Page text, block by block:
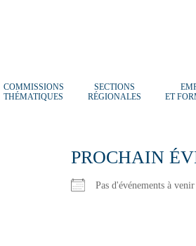
COMMISSIONS
THÉMATIQUES
SECTIONS
RÉGIONALES
ET
PROCHAIN
Pas d'événements à venir